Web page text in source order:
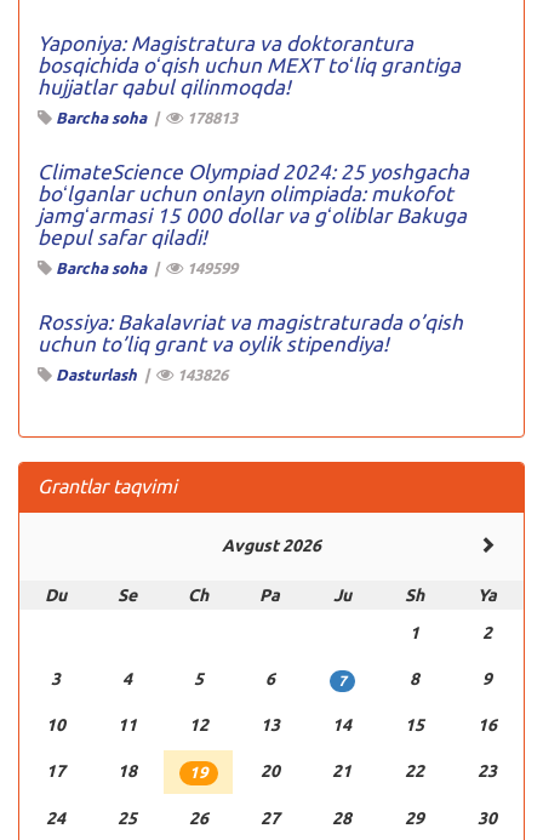
Yaponiya: Magistratura va doktorantura
bosqichida oʻqish uchun MEXT toʻliq grantiga
hujjatlar qabul qilinmoqda!
Barcha soha| 178813
ClimateScience Olympiad 2024: 25 yoshgacha
boʻlganlar uchun onlayn olimpiada: mukofot
jamgʻarmasi 15 000 dollar va gʻoliblar Bakuga
bepul safar qiladi!
Barcha soha| 149599
Rossiya: Bakalavriat va magistraturada o’qish
uchun to’liq grant va oylik stipendiya!
Dasturlash | 143826
Grantlar taqvimi
Avgust 2026
Du Se Ch Pa Ju Sh
Ya
1
2
3 4 5 6 7 8 9
10 11 12 13 14 15 16
17 18 19 20 21 22 23
24 25 26 27 28 29 30